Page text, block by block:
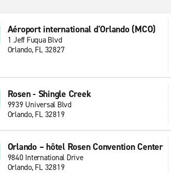
Aéroport international d'Orlando (MCO)
1 Jeff Fuqua Blvd
Orlando, FL 32827
Rosen - Shingle Creek
9939 Universal Blvd
Orlando, FL 32819
Orlando – hôtel Rosen Convention Center
9840 International Drive
Orlando, FL 32819